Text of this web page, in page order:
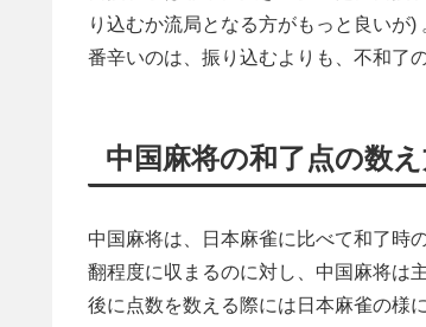
り込むか流局となる方がもっと良いが
番辛いのは、振り込むよりも、不和了
中国麻将の和了点の数
中国麻将は、日本麻雀に比べて和了時
翻程度に収まるのに対し、中国麻将は
後に点数を数える際には日本麻雀の様